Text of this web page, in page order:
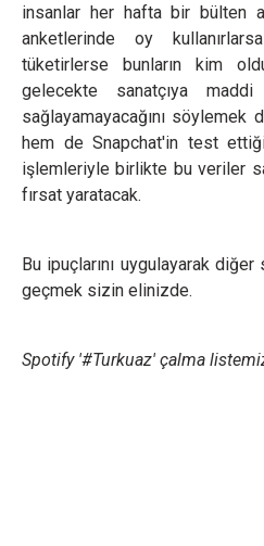
insanlar her hafta bir bülten
anketlerinde oy
tüketirlerse bunların kim
gelecekte sanatçıya
sağlayamayacağını söylemek
hem de Snapchat'in test
işlemleriyle birlikte bu veriler
fırsat yaratacak.
Bu ipuçlarını uygulayarak diğer
geçmek sizin elinizde.
Spotify '#Turkuaz' çalma